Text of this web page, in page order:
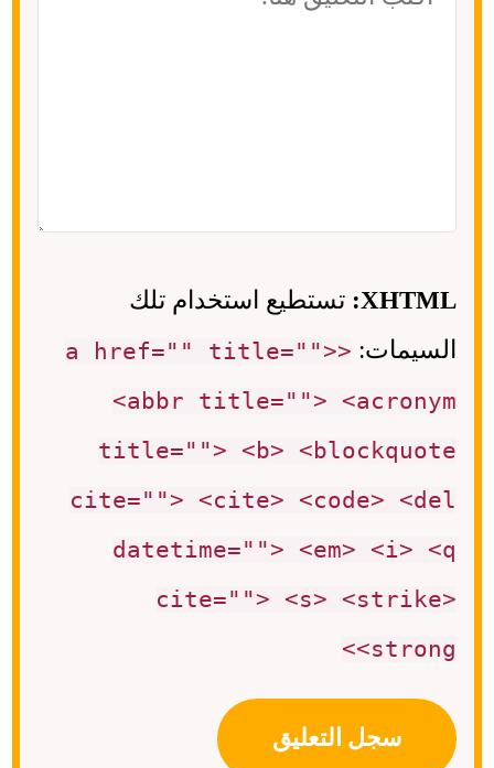
XHTML: تستطيع استخدام تلك
السيمات:
<a href="" title="">
<abbr title=""> <acronym
title=""> <b> <blockquote
cite=""> <cite> <code> <del
datetime=""> <em> <i> <q
cite=""> <s> <strike>
<strong>